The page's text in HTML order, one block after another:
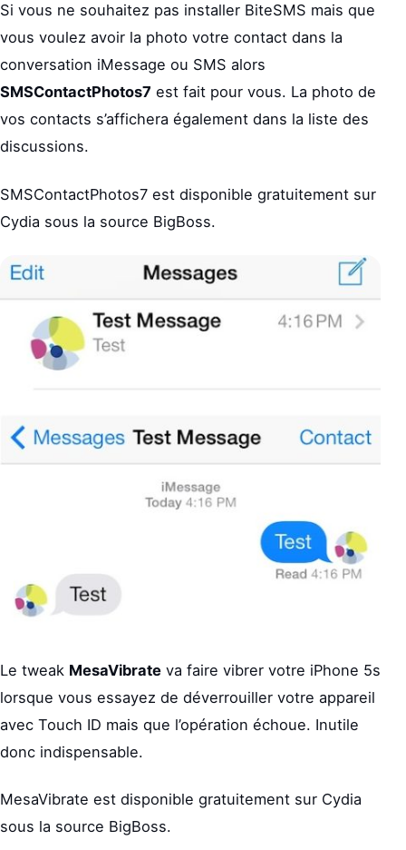
Si vous ne souhaitez pas installer BiteSMS mais que
vous voulez avoir la photo votre contact dans la
conversation iMessage ou SMS alors
SMSContactPhotos7 est fait pour vous. La photo de
vos contacts s’affichera également dans la liste des
discussions.
SMSContactPhotos7 est disponible gratuitement sur
Cydia sous la source BigBoss.
Le tweak MesaVibrate va faire vibrer votre iPhone 5s
lorsque vous essayez de déverrouiller votre appareil
avec Touch ID mais que l’opération échoue. Inutile
donc indispensable.
MesaVibrate est disponible gratuitement sur Cydia
sous la source BigBoss.